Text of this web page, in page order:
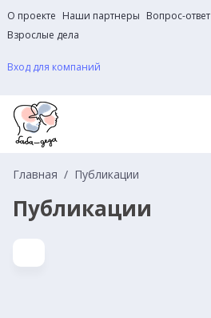
О проекте Наши партнеры Вопрос-ответ
Взрослые дела
Вход для компаний
Главная Публикации
Публикации